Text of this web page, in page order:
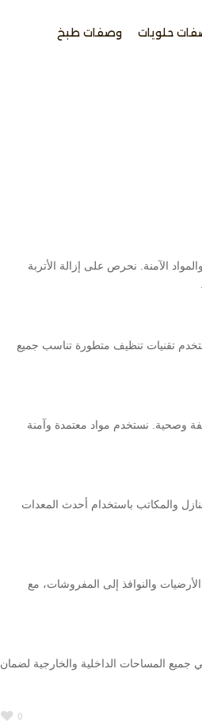
حلويات وصفات طبخ
الآمنة. نحرص على إزالة الأتربة
تقنيات تنظيف متطورة تناسب جميع
وصحية. نستخدم مواد معتمدة وآمنة
والمكاتب باستخدام أحدث المعدات
والنوافذ إلى المفروشات، مع
المساحات الداخلية والخارجية لضمان
0